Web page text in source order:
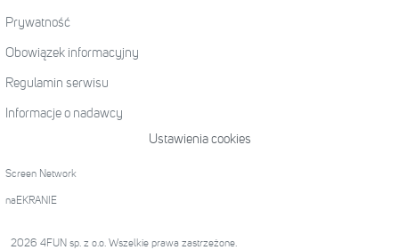
Prywatność
Obowiązek informacyjny
Regulamin serwisu
Informacje o nadawcy
Ustawienia cookies
Screen Network
naEKRANIE
2026 4FUN sp. z o.o. Wszelkie prawa zastrzeżone.